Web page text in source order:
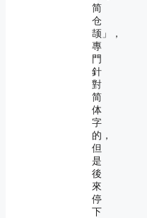
简
仓
颉」，
專
門
針
對
简
体
字
的，
但
是
後
來
停
下